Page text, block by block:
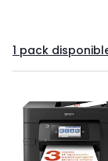
1 pack